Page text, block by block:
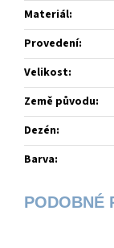
Materiál:
Provedení:
Velikost:
Země původu:
Dezén:
Barva: